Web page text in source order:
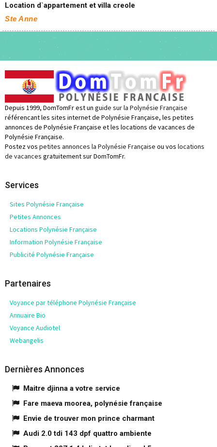
Location d`appartement et villa creole
Ste Anne
Depuis 1999, DomTomFr est un guide sur la Polynésie Française
référencant les sites internet de Polynésie Française, les petites
annonces de Polynésie Française et les locations de vacances de
Polynésie Française.
Postez vos petites annonces la Polynésie Française ou vos locations
de vacances gratuitement sur DomTomFr.
Services
Sites Polynésie Française
Petites Annonces
Locations Polynésie Française
Information Polynésie Française
Publicité Polynésie Française
Partenaires
Voyance par téléphone Polynésie Française
Annuaire Bio
Voyance Audiotel
Webangelis
Dernières Annonces
Maitre djinna a votre service
Fare maeva moorea, polynésie française
Envie de trouver mon prince charmant
Audi 2.0 tdi 143 dpf quattro ambiente